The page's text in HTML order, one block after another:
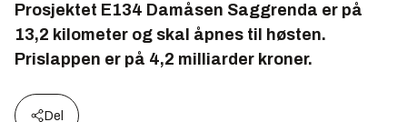
Prosjektet E134 Damåsen Saggrenda er på
13,2 kilometer og skal åpnes til høsten.
Prislappen er på 4,2 milliarder kroner.
Del